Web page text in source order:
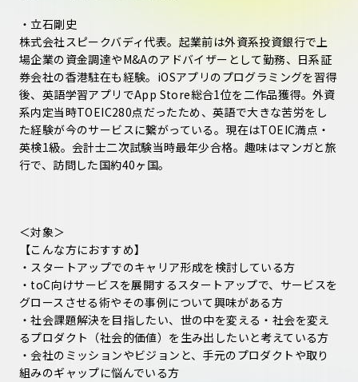
・立石剛史
株式会社スピークバディ代表。起業前は外資系投資銀行で上
場企業の資金調達やM&Aのアドバイザーとして勤務、日系証
券会社の香港駐在も経験。iOSアプリのプログラミングを習得
後、英語学習アプリでApp Store総合1位を二作品獲得。外資
系内定当時TOEIC280点だったため、英語で大きな苦労をし
た経験が今のサービスに繋がっている。現在はTOEIC満点・
英検1級。会計士二次試験当時最年少合格。趣味はマンガと旅
行で、訪問した国約40ヶ国。
＜対象＞
【こんな方におすすめ】
・スタートアップでのキャリア形成を検討している方
・toC向けサービスを展開するスタートアップで、サービスを
グロースさせる術やその事例について興味がある方
・社会課題解決を目指したい、世の中を変える・社会を変え
るプロダクト（社会的価値）を生み出したいと考えている方
・会社のミッションやビジョンと、手元のプロダクトや取り
組みのギャップに悩んでいる方